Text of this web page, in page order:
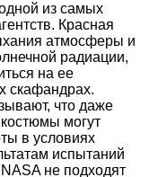
из самых
Красная
атмосферы и
радиации,
на ее
скафандрах.
что даже
могут
в условиях
испытаний
не подходят